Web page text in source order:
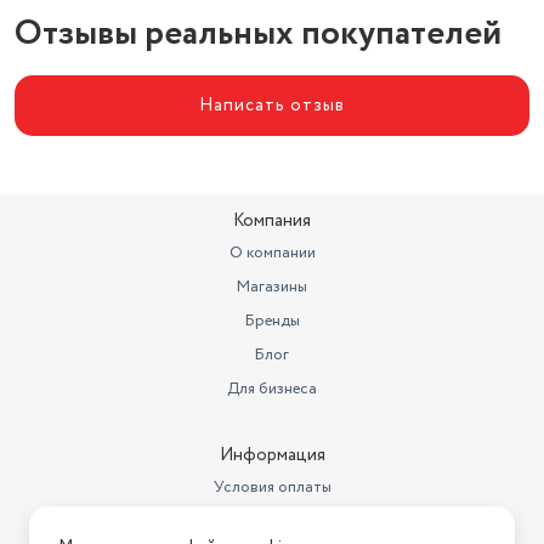
Тип
чайник
Тип нагревательного элемента
закрытая спираль
Отзывы реальных покупателей
Написать отзыв
Компания
О компании
Магазины
Бренды
Блог
Для бизнеса
Информация
Условия оплаты